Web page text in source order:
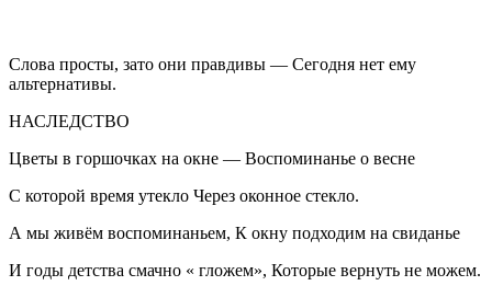
Слова просты, зато они правдивы — Сегодня нет ему
альтернативы.
НАСЛЕДСТВО
Цветы в горшочках на окне — Воспоминанье о весне
С которой время утекло Через оконное стекло.
А мы живём воспоминаньем, К окну подходим на свиданье
И годы детства смачно « гложем», Которые вернуть не можем.